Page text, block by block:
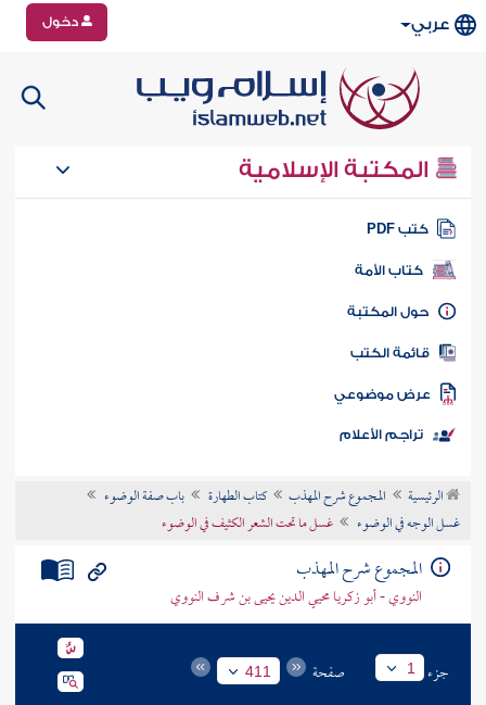
عربي دخول
المكتبة الإسلامية
كتب PDF
كتاب الأمة
المكتبة
الكتب
موضوعي
تراجم الأعلام
الرئيسية المجموع شرح المهذب كتاب الطهارة
باب صفة الوضوء
غسل الوجه في الوضوء
غسل ما تحت الشعر الكثيف في الوضوء
المجموع شرح المهذب
النووي - أبو زكريا محيي الدين يحيى بن شرف النووي
جزء 1 صفحة 411